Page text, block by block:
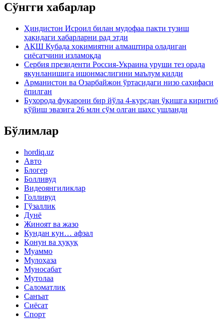
Сўнгги хабарлар
Ҳиндистон Исроил билан мудофаа пакти тузиш
ҳақидаги хабарларни рад этди
АҚШ Кубада ҳокимиятни алмаштира оладиган
сиёсатчини изламоқда
Сербия президенти Россия-Украина уруши тез орада
якунланишига ишонмаслигини маълум қилди
Арманистон ва Озарбайжон ўртасидаги низо саҳифаси
ёпилган
Бухорода фуқарони бир йўла 4-курсдан ўқишга киритиб
қўйиш эвазига 26 млн сўм олган шахс ушланди
Бўлимлар
hordiq.uz
Авто
Блогер
Болливуд
Видеоянгиликлар
Голливуд
Гўзаллик
Дунё
Жиноят ва жазо
Кундан кун… афзал
Қонун ва ҳуқуқ
Муаммо
Мулоҳаза
Муносабат
Мутолаа
Саломатлик
Санъат
Сиёсат
Спорт